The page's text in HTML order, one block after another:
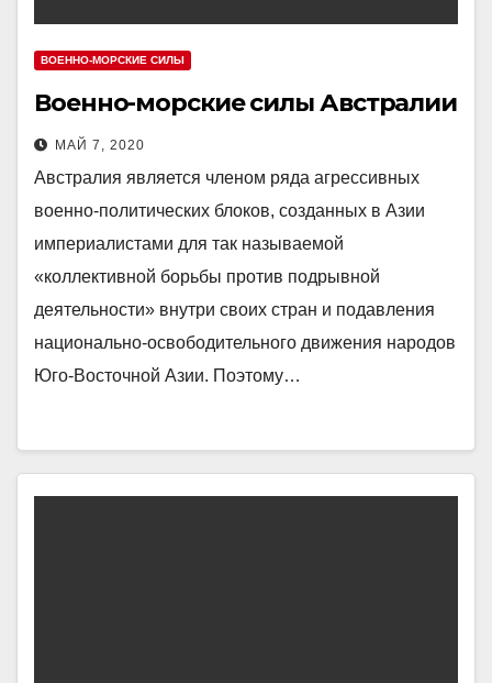
ВОЕННО-МОРСКИЕ СИЛЫ
Военно-морские силы Австралии
МАЙ 7, 2020
Австралия является членом ряда агрессивных
военно-политических блоков, созданных в Азии
империалистами для так называемой
«коллективной борьбы против подрывной
деятельности» внутри своих стран и подавления
национально-освободительного движения народов
Юго-Восточной Азии. Поэтому…